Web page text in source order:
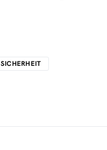
SICHERHEIT